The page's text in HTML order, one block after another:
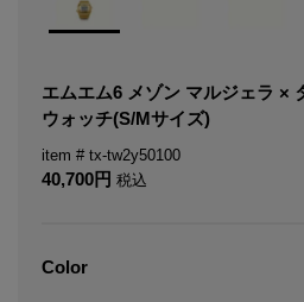
エムエム6 メゾン マルジェラ ×
ウォッチ(S/Mサイズ)
tx-tw2y50100
40,700 税込
Color